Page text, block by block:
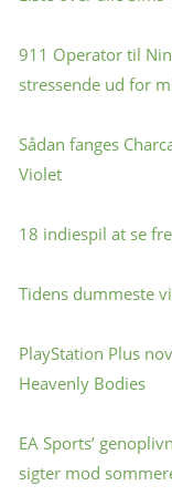
911 Operator til
stressende ud for
Sådan fanges
Violet
18 indiespil at se
Tidens dummeste
PlayStation Plus
Heavenly Bodies
EA Sports’
sigter mod